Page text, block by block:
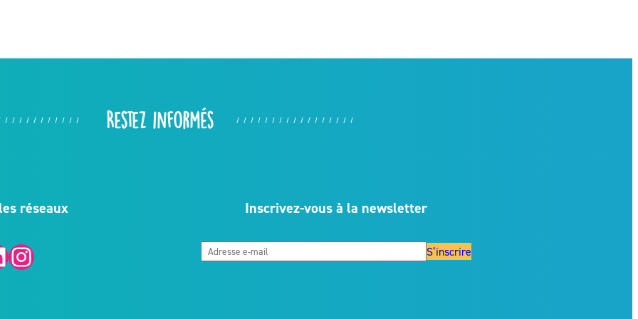
Restez informés
réseaux
Instagram
Inscrivez-vous à la newsletter
S’inscrire